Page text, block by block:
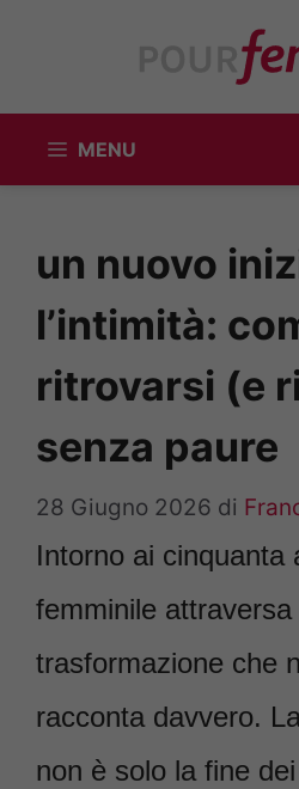
MENU
un nuovo
l’intimità:
ritrovarsi (e
senza paure
28 Giugno 2026 di
Intorno ai cinquanta
femminile attraversa
trasformazione che
racconta davvero.
non è solo la fine